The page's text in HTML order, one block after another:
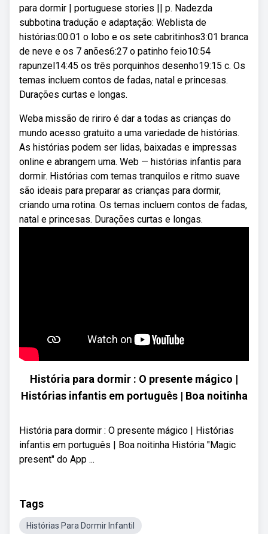
para dormir | portuguese stories || p. Nadezda
subbotina tradução e adaptação: Weblista de
histórias:00:01 o lobo e os sete cabritinhos3:01 branca
de neve e os 7 anões6:27 o patinho feio10:54
rapunzel14:45 os três porquinhos desenho19:15 c. Os
temas incluem contos de fadas, natal e princesas.
Durações curtas e longas.
Weba missão de ririro é dar a todas as crianças do
mundo acesso gratuito a uma variedade de histórias.
As histórias podem ser lidas, baixadas e impressas
online e abrangem uma. Web — histórias infantis para
dormir. Histórias com temas tranquilos e ritmo suave
são ideais para preparar as crianças para dormir,
criando uma rotina. Os temas incluem contos de fadas,
natal e princesas. Durações curtas e longas.
História para dormir : O presente mágico |
Histórias infantis em português | Boa noitinha
História para dormir : O presente mágico | Histórias
infantis em português | Boa noitinha História "Magic
present" do App ...
Tags
Histórias Para Dormir Infantil